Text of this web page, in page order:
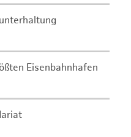
Eisenbahnhafen